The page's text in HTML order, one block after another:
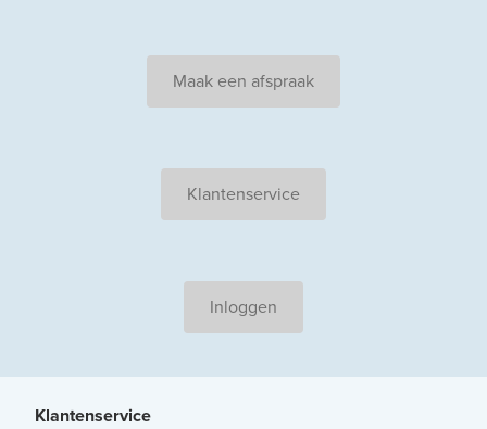
Maak een afspraak
Klantenservice
Inloggen
Klantenservice